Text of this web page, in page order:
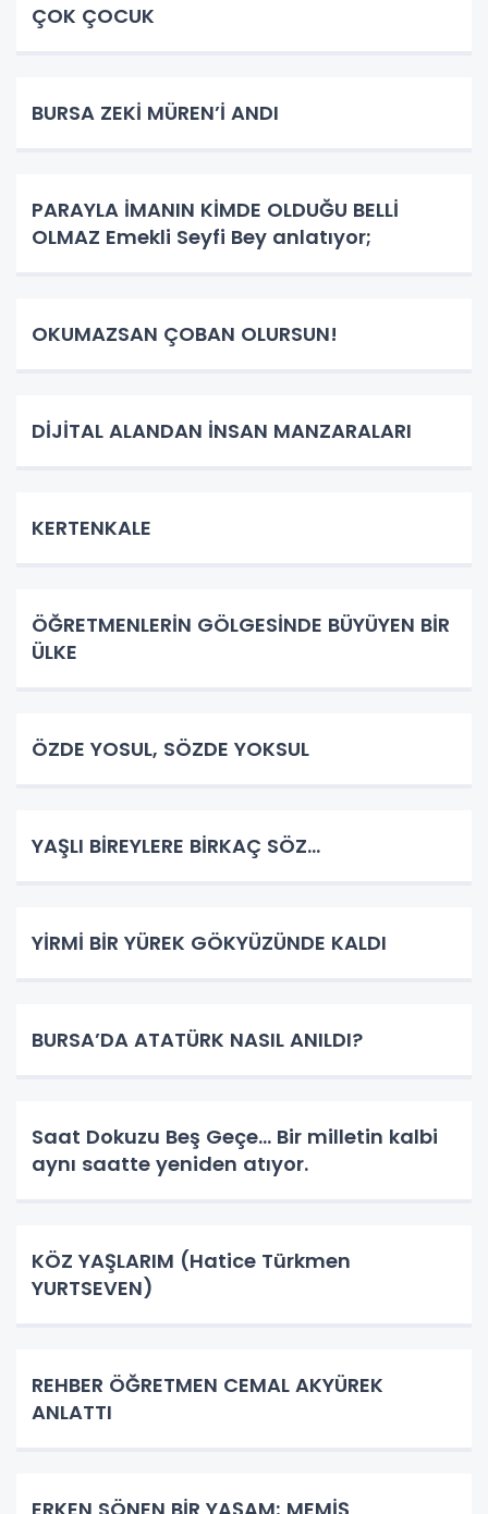
ÇOK ÇOCUK
BURSA ZEKİ MÜREN’İ ANDI
PARAYLA İMANIN KİMDE OLDUĞU BELLİ
OLMAZ Emekli Seyfi Bey anlatıyor;
OKUMAZSAN ÇOBAN OLURSUN!
DİJİTAL ALANDAN İNSAN MANZARALARI
KERTENKALE
ÖĞRETMENLERİN GÖLGESİNDE BÜYÜYEN BİR
ÜLKE
ÖZDE YOSUL, SÖZDE YOKSUL
YAŞLI BİREYLERE BİRKAÇ SÖZ…
YİRMİ BİR YÜREK GÖKYÜZÜNDE KALDI
BURSA’DA ATATÜRK NASIL ANILDI?
Saat Dokuzu Beş Geçe… Bir milletin kalbi
aynı saatte yeniden atıyor.
KÖZ YAŞLARIM (Hatice Türkmen
YURTSEVEN)
REHBER ÖĞRETMEN CEMAL AKYÜREK
ANLATTI